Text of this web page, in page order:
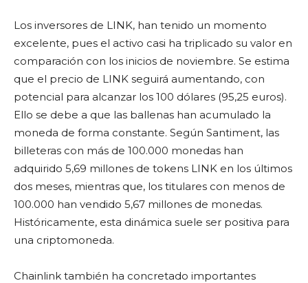
Los inversores de LINK, han tenido un momento
excelente, pues el activo casi ha triplicado su valor en
comparación con los inicios de noviembre. Se estima
que el precio de LINK seguirá aumentando, con
potencial para alcanzar los 100 dólares (95,25 euros).
Ello se debe a que las ballenas han acumulado la
moneda de forma constante. Según Santiment, las
billeteras con más de 100.000 monedas han
adquirido 5,69 millones de tokens LINK en los últimos
dos meses, mientras que, los titulares con menos de
100.000 han vendido 5,67 millones de monedas.
Históricamente, esta dinámica suele ser positiva para
una criptomoneda.
Chainlink también ha concretado importantes